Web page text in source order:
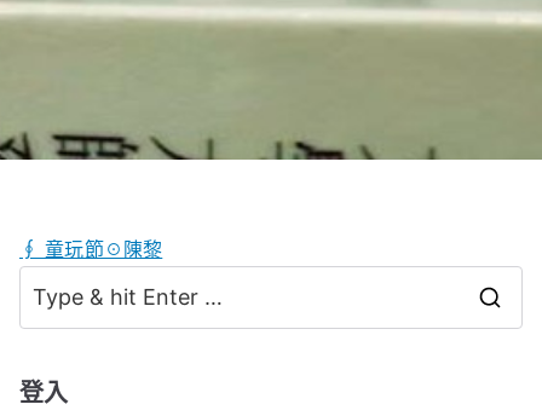
∮ 童玩節☉陳黎
登入